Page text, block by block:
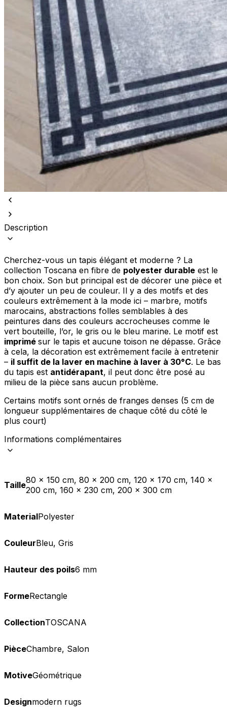
Description
Cherchez-vous un tapis élégant et moderne ? La
collection Toscana en fibre de polyester durable est le
bon choix. Son but principal est de décorer une pièce et
d’y ajouter un peu de couleur. Il y a des motifs et des
couleurs extrêmement à la mode ici – marbre, motifs
marocains, abstractions folles semblables à des
peintures dans des couleurs accrocheuses comme le
vert bouteille, l’or, le gris ou le bleu marine. Le motif est
imprimé sur le tapis et aucune toison ne dépasse. Grâce
à cela, la décoration est extrêmement facile à entretenir
– il suffit de la laver en machine à laver à 30°C. Le bas
du tapis est antidérapant, il peut donc être posé au
milieu de la pièce sans aucun problème.
Certains motifs sont ornés de franges denses (5 cm de
longueur supplémentaires de chaque côté du côté le
plus court)
Informations complémentaires
Taille80 x 150 cm, 80 x 200 cm, 120 x 170 cm, 140 x
200 cm, 160 x 230 cm, 200 x 300 cm
MaterialPolyester
CouleurBleu, Gris
Hauteur des poils6 mm
FormeRectangle
CollectionTOSCANA
PièceChambre, Salon
MotiveGéométrique
Designmodern rugs